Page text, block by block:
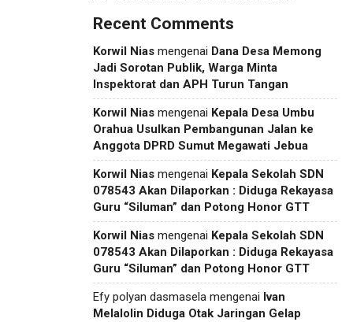
Recent Comments
Korwil Nias mengenai Dana Desa Memong
Jadi Sorotan Publik, Warga Minta
Inspektorat dan APH Turun Tangan
Korwil Nias mengenai Kepala Desa Umbu
Orahua Usulkan Pembangunan Jalan ke
Anggota DPRD Sumut Megawati Jebua
Korwil Nias mengenai Kepala Sekolah SDN
078543 Akan Dilaporkan : Diduga Rekayasa
Guru “Siluman” dan Potong Honor GTT
Korwil Nias mengenai Kepala Sekolah SDN
078543 Akan Dilaporkan : Diduga Rekayasa
Guru “Siluman” dan Potong Honor GTT
Efy polyan dasmasela mengenai Ivan
Melalolin Diduga Otak Jaringan Gelap